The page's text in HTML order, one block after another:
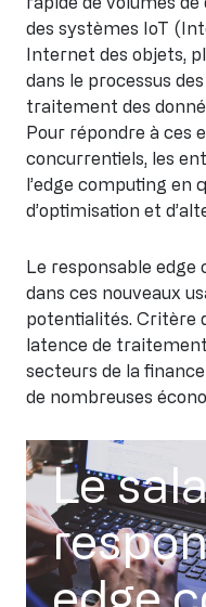
des systèmes IoT
Internet des objets,
dans le processus
traitement des
Pour répondre à ces
concurrentiels, les
l’edge computing en
d’optimisation et
Le responsable
dans ces nouveaux
potentialités. Critère
latence de
secteurs de la
de nombreuses
Le